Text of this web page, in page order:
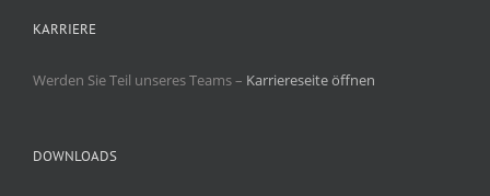
KARRIERE
Werden Sie Teil unseres Teams – Karriereseite öffnen
DOWNLOADS